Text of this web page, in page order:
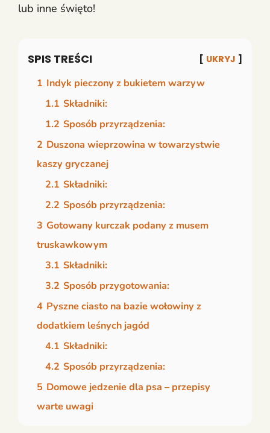
lub inne święto!
SPIS TREŚCI UKRYJ
1 Indyk pieczony z bukietem warzyw
1.1 Składniki:
1.2 Sposób przyrządzenia:
2 Duszona wieprzowina w towarzystwie
kaszy gryczanej
2.1 Składniki:
2.2 Sposób przyrządzenia:
3 Gotowany kurczak podany z musem
truskawkowym
3.1 Składniki:
3.2 Sposób przygotowania:
4 Pyszne ciasto na bazie wołowiny z
dodatkiem leśnych jagód
4.1 Składniki:
4.2 Sposób przyrządzenia:
5 Domowe jedzenie dla psa – przepisy
warte uwagi